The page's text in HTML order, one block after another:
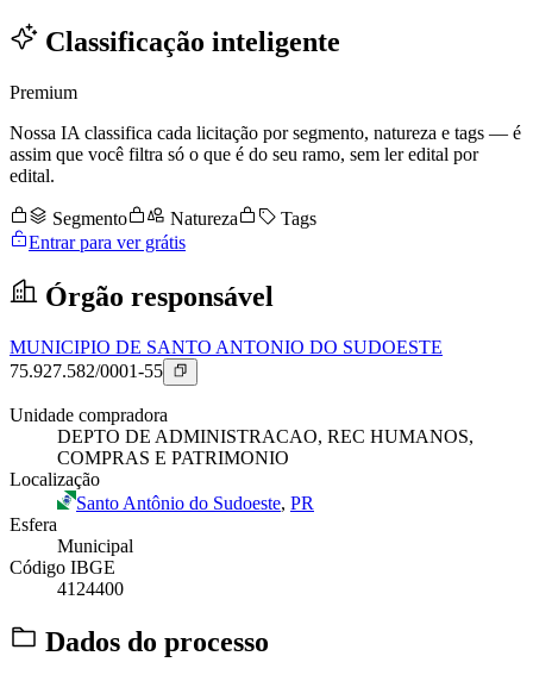
Classificação inteligente
Premium
Nossa IA classifica cada licitação por segmento, natureza e tags — é
assim que você filtra só o que é do seu ramo, sem ler edital por
edital.
Segmento Natureza
Tags
Entrar para ver grátis
Órgão responsável
MUNICIPIO DE SANTO ANTONIO DO SUDOESTE
75.927.582/0001-55
Unidade compradora
DEPTO DE ADMINISTRACAO, REC HUMANOS,
COMPRAS E PATRIMONIO
Localização
Santo Antônio do Sudoeste, PR
Esfera
Municipal
Código IBGE
4124400
Dados do processo